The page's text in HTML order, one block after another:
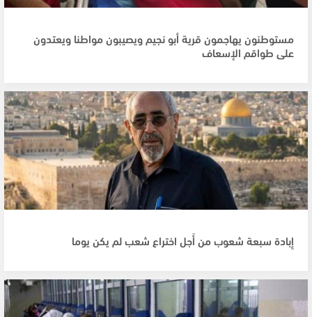
مستوطنون يهاجمون قرية أبو نجيم ويصيبون مواطنا ويعتدون
على طواقم الإسعاف
إِبادة سبعة شعوب من أَجل اختراع شعب لم يكن يوما